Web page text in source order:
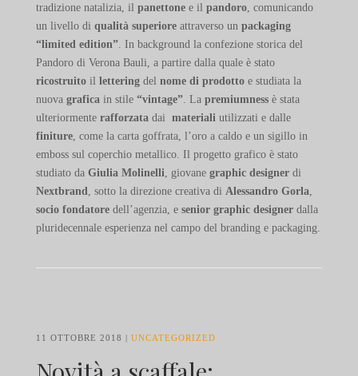
tradizione natalizia, il panettonee il pandoro, comunicando
un livello di qualità superioreattraverso un packaging
“limited edition”. In background la confezione storica del
Pandoro di Verona Bauli, a partire dalla quale è stato
ricostruitoil letteringdel nome di prodottoe studiata la
nuova grafica in stile “vintage”. La premiumnessè stata
ulteriormente rafforzata dai materiali utilizzati e dalle
finiture, come la carta goffrata, l’oro a caldo e un sigillo in
emboss sul coperchio metallico. Il progetto grafico è stato
studiato da Giulia Molinelli , giovane graphic designerdi
Nextbrand , sotto la direzione creativa di Alessandro Gorla
socio fondatoredell’agenzia, e senior graphic designerdalla
pluridecennale esperienza nel campo del branding e packaging.
11 OTTOBRE 2018 UNCATEGORIZED